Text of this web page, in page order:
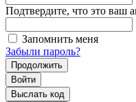
Подтвердите, что это ваш
Запомнить меня
Забыли пароль?
Продолжить
Войти
Выслать код